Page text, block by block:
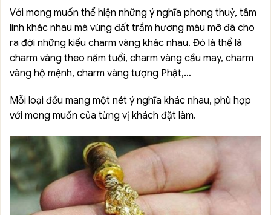
Với mong muốn thể hiện những ý nghĩa phong thuỷ, tâm
linh khác nhau mà vùng đất trầm hương màu mỡ đã cho
ra đời những kiểu charm vàng khác nhau. Đó là thể là
charm vàng theo năm tuổi, charm vàng cầu may, charm
vàng hộ mệnh, charm vàng tượng Phật,…
Mỗi loại đều mang một nét ý nghĩa khác nhau, phù hợp
với mong muốn của từng vị khách đặt làm.